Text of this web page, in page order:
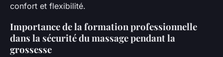
confort et flexibilité.
Importance de la formation professionnelle
dans la sécurité du massage pendant la
grossesse